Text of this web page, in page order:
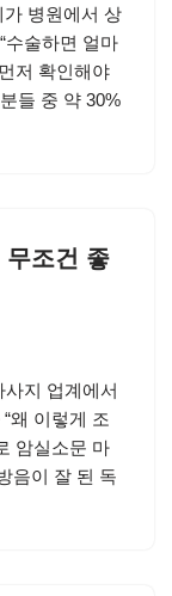
병원에서 상
수술하면 얼마
저 확인해야
들 중 약 30%
무조건 좋
지 업계에서
왜 이렇게 조
암실소문 마
음이 잘 된 독